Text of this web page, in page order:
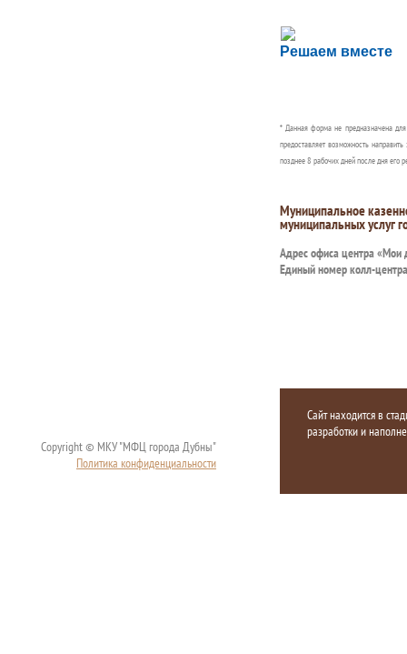
Решаем вместе
Сложности с
Сообщите об этом
* Данная форма не предназначена
предоставляет возможность
позднее 8 рабочих дней после дня его
Муниципальное
муниципальных услуг
Адрес офиса центра «Мои
Единый номер колл-
Copyright © МКУ "МФЦ города Дубны"
Политика конфиденциальности
Сайт находится в
разработки и